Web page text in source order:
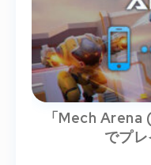
「Mech Arena
でプ